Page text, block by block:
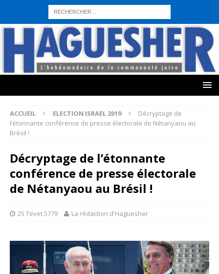
sohbet hattı numarası seks hattı numara istanbul escort bayanlar
sohbet hattı numaralar seks hattı numaralar"
numaraları sohbet hattı sex hattı telefonda seks numara sıcak sex
sohbet hattı canlı sohbet hatları sohbet numaraları
ucuz
sex sohbet hattı numaraları
yeni casino siteleri
ACCUEIL ELECTION ISRAEL 2019
Décryptage de
l’étonnante conférence de presse électorale de Nétanyaou au
Brésil !
Décryptage de l’étonnante
conférence de presse électorale
de Nétanyaou au Brésil !
25 Tevet 5779 La rédaction d'Haguesher